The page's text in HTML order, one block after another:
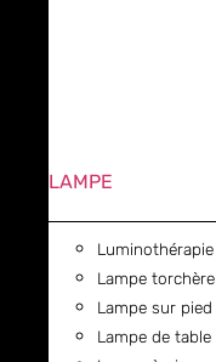
LAMPE
Luminothérapie
Lampe torchère
Lampe sur pied
Lampe de table